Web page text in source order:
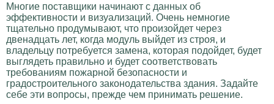
Многие поставщики начинают с данных об
эффективности и визуализаций. Очень немногие
тщательно продумывают, что произойдет через
двенадцать лет, когда модуль выйдет из строя, и
владельцу потребуется замена, которая подойдет, будет
выглядеть правильно и будет соответствовать
требованиям пожарной безопасности и
градостроительного законодательства здания. Задайте
себе эти вопросы, прежде чем принимать решение.